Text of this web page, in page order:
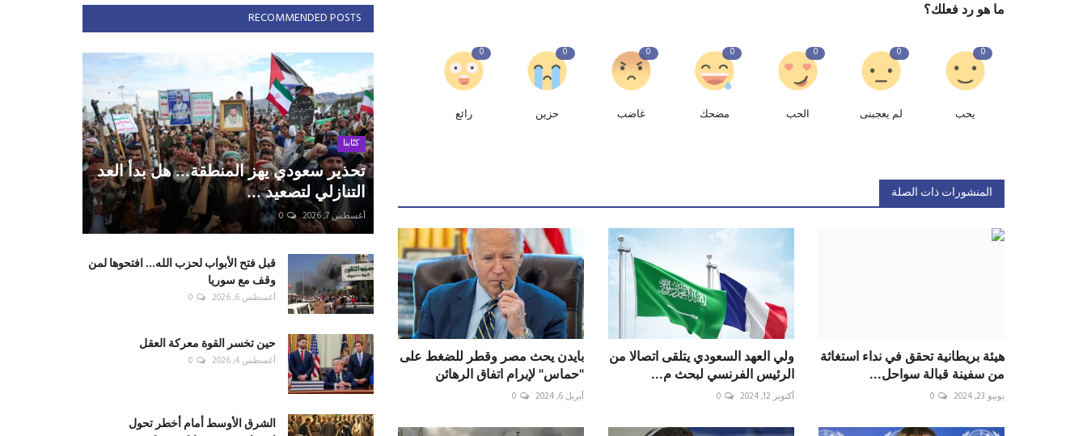
ما هو رد فعلك؟
0
يحب
0
لم يعجبنى
0
الحب
0
مضحك
0
غاضب
0
حزين
0
رائع
المنشورات ذات الصلة
هيئة بريطانية تحقق في نداء استغاثة
من سفينة قبالة سواحل...
يونيو 23, 2024 0
ولي العهد السعودي يتلقى اتصالا من
الرئيس الفرنسي لبحث م...
أكتوبر 12, 2024 0
بايدن يحث مصر وقطر للضغط على
"حماس" لإبرام اتفاق الرهائن
أبريل 6, 2024 0
RECOMMENDED POSTS
كتّابنا
تحذير سعودي يهز المنطقة... هل بدأ العد
التنازلي لتصعيد ...
أغسطس 7, 2026 0
قبل فتح الأبواب لحزب الله... افتحوها لمن
وقف مع سوريا
أغسطس 6, 2026 0
حين تخسر القوة معركة العقل
أغسطس 4, 2026 0
الشرق الأوسط أمام أخطر تحول